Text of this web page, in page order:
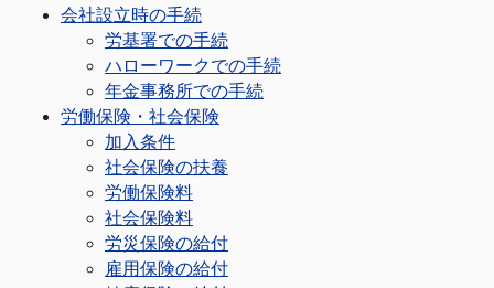
会社設立時の手続
労基署での手続
ハローワークでの手続
年金事務所での手続
労働保険・社会保険
加入条件
社会保険の扶養
労働保険料
社会保険料
労災保険の給付
雇用保険の給付